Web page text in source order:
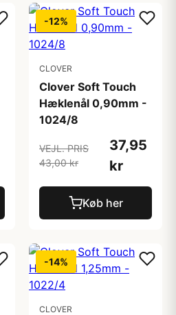
-12%
CLOVER
Clover Soft Touch
Hæklenål 0,90mm -
1024/8
VEJL. PRIS
43,00 kr
37,95
kr
Køb her
-14%
CLOVER